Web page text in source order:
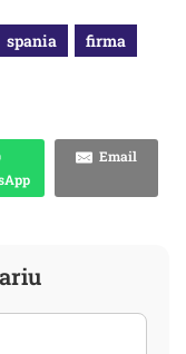
spania firma
Email